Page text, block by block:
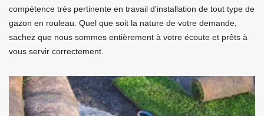
compétence très pertinente en travail d’installation de tout type de
gazon en rouleau. Quel que soit la nature de votre demande,
sachez que nous sommes entièrement à votre écoute et prêts à
vous servir correctement.